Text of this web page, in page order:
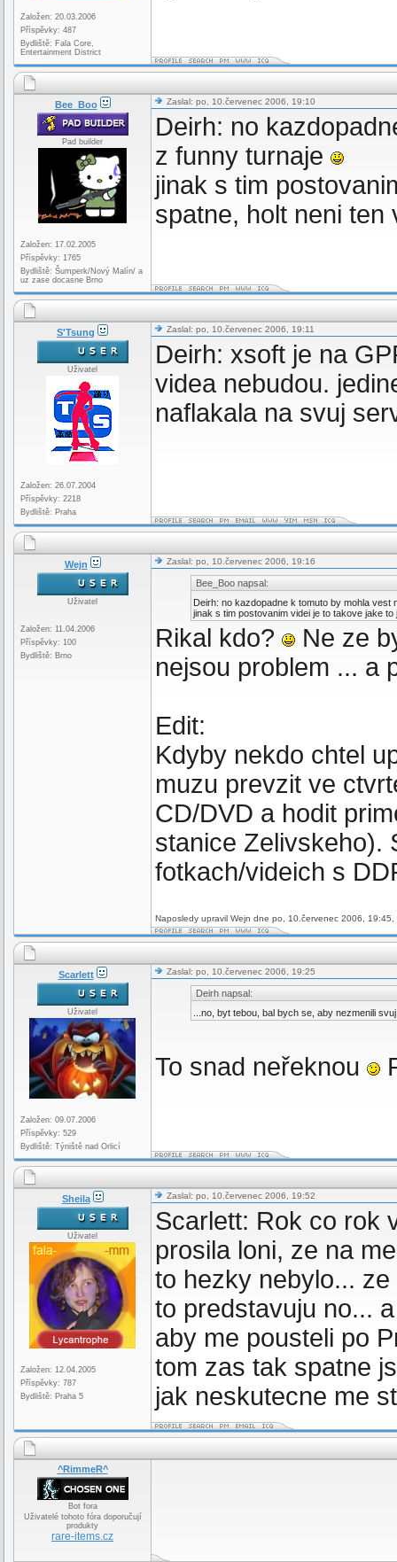
Založen: 20.03.2006
Příspěvky: 487
Bydliště: Fala Core,
Entertainment District
Bee_Boo
Pad builder
Založen: 17.02.2005
Příspěvky: 1765
Bydliště: Šumperk/Nový Malín/ a
uz zase docasne Brno
Zaslal: po, 10.červenec 2006, 19:10
Deirh: no
z funny turnaje
jinak s tim
spatne, holt neni ten
S'Tsung
Uživatel
Založen: 26.07.2004
Příspěvky: 2218
Bydliště: Praha
Zaslal: po, 10.červenec 2006, 19:11
Deirh: xsoft je na
videa nebudou.
naflakala na svuj
Wejn
Uživatel
Založen: 11.04.2006
Příspěvky: 100
Bydliště: Brno
Zaslal: po, 10.červenec 2006, 19:16
Bee_Boo napsal:
Deirh: no kazdopadne k tomuto by mohla
jinak s tim postovanim videi je to takove jake
Rikal kdo?
Ne ze
nejsou problem ... a
Edit:
Kdyby nekdo chtel
muzu prevzit ve
CD/DVD a hodit
stanice Zelivskeho).
fotkach/videich s
Naposledy upravil Wejn dne po, 10.červenec 2006,
Scarlett
Uživatel
Založen: 09.07.2006
Příspěvky: 529
Bydliště: Týniště nad Orlicí
Zaslal: po, 10.červenec 2006, 19:25
Deirh napsal:
...no, byt tebou, bal bych se, aby nezmenili
To snad neřeknou
Sheila
Uživatel
Založen: 12.04.2005
Příspěvky: 787
Bydliště: Praha 5
Zaslal: po, 10.červenec 2006, 19:52
Scarlett: Rok co rok
prosila loni, ze na
to hezky nebylo...
to predstavuju no...
aby me pousteli po
tom zas tak spatne
jak neskutecne me
^RimmeR^
Bot fora
Uživatelé tohoto fóra doporučují
produkty
rare-items.cz